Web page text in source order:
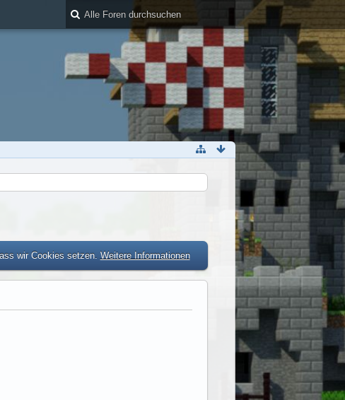
wir Cookies setzen. Weitere Informationen